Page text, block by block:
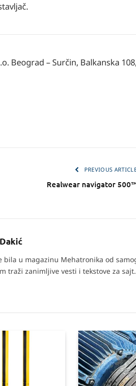
Beograd – Surčin, Balkanska
PREVIOUS
Realwear navigator
bila u magazinu Mehatronika od
traži zanimljive vesti i tekstove za